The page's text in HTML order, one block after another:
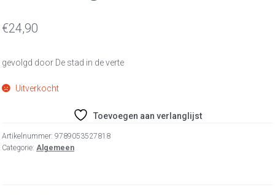
€24,90
gevolgd door De stad in de verte
Uitverkocht
Toevoegen aan verlanglijst
Artikelnummer: 9789053527818
Categorie: Algemeen